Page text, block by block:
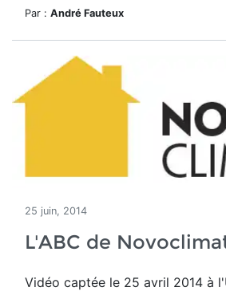
Par : André Fauteux
25 juin, 2014
L'ABC de
Vidéo captée le 25 avril 2014 à